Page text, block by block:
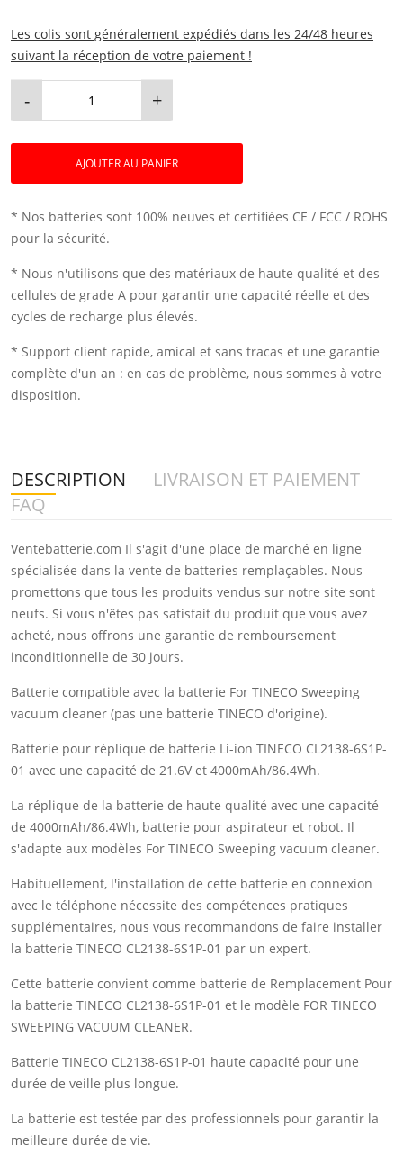
Les colis sont généralement expédiés dans les 24/48 heures
suivant la réception de votre paiement !
- +
AJOUTER AU PANIER
* Nos batteries sont 100% neuves et certifiées CE / FCC / ROHS
pour la sécurité.
* Nous n'utilisons que des matériaux de haute qualité et des
cellules de grade A pour garantir une capacité réelle et des
cycles de recharge plus élevés.
* Support client rapide, amical et sans tracas et une garantie
complète d'un an : en cas de problème, nous sommes à votre
disposition.
DESCRIPTION
LIVRAISON ET PAIEMENT
FAQ
Ventebatterie.com Il s'agit d'une place de marché en ligne
spécialisée dans la vente de batteries remplaçables. Nous
promettons que tous les produits vendus sur notre site sont
neufs. Si vous n'êtes pas satisfait du produit que vous avez
acheté, nous offrons une garantie de remboursement
inconditionnelle de 30 jours.
Batterie compatible avec la batterie For TINECO Sweeping
vacuum cleaner (pas une batterie TINECO d'origine).
Batterie pour réplique de batterie Li-ion TINECO CL2138-6S1P-
01 avec une capacité de 21.6V et 4000mAh/86.4Wh.
La réplique de la batterie de haute qualité avec une capacité
de 4000mAh/86.4Wh, batterie pour aspirateur et robot. Il
s'adapte aux modèles For TINECO Sweeping vacuum cleaner.
Habituellement, l'installation de cette batterie en connexion
avec le téléphone nécessite des compétences pratiques
supplémentaires, nous vous recommandons de faire installer
la batterie TINECO CL2138-6S1P-01 par un expert.
Cette batterie convient comme batterie de Remplacement Pour
la batterie TINECO CL2138-6S1P-01 et le modèle FOR TINECO
SWEEPING VACUUM CLEANER.
Batterie TINECO CL2138-6S1P-01 haute capacité pour une
durée de veille plus longue.
La batterie est testée par des professionnels pour garantir la
meilleure durée de vie.